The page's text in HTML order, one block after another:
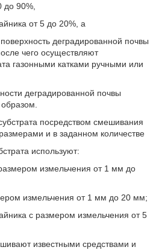
до 90%,
от 5 до 20%, а
деградированной почвы
чего осуществляют
газонными катками ручными или
деградированной почвы
посредством смешивания
и в заданном количестве
используют:
измельчения от 1 мм до
измельчения от 1 мм до 20 мм;
с размером измельчения от 5
известными средствами и